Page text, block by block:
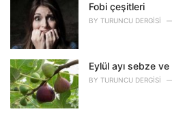
e
:
Fobi çeşitleri
BY TURUNCU DERGISI
Eylül ayı sebze
BY TURUNCU DERGISI